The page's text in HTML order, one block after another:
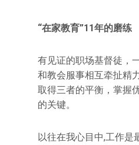
“在家教育”11年的磨练
有见证的职场基督徒，
和教会服事相互牵扯精
取得三者的平衡，掌握
的关键。
以往在我心目中,工作是